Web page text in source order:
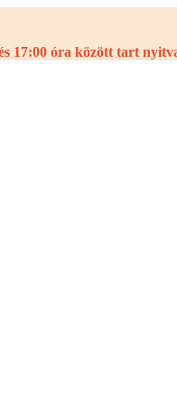
17:00 óra között tart